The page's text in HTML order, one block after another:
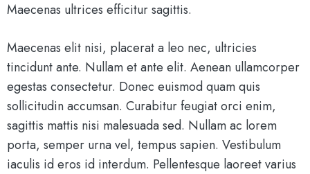
Maecenas ultrices efficitur sagittis.
Maecenas elit nisi, placerat a leo nec, ultricies
tincidunt ante. Nullam et ante elit. Aenean ullamcorper
egestas consectetur. Donec euismod quam quis
sollicitudin accumsan. Curabitur feugiat orci enim,
sagittis mattis nisi malesuada sed. Nullam ac lorem
porta, semper urna vel, tempus sapien. Vestibulum
iaculis id eros id interdum. Pellentesque laoreet varius